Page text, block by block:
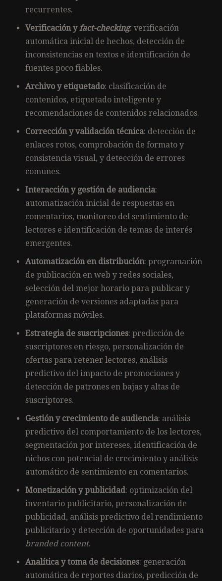
recurrentes.
Verificación yfact-checking: verificación
automática inicial de hechos, detección de
inconsistencias en textos e identificación de
fuentes poco fiables.
Archivo y etiquetado: clasificación de
contenidos, etiquetado inteligente y
recomendaciones de contenidos relacionados.
Corrección y validación técnica: detección de
enlaces rotos, comprobación de formato y
consistencia visual, y detección de errores
comunes.
Interacción y gestión de audiencia:
automatización inicial de respuestas en
comentarios, monitoreo del sentimiento de
lectores e identificación de temas de interés
emergentes.
Automatización en distribución: programación
de publicación en web y redes sociales,
selección del mejor horario para publicar y
generación de versiones adaptadas para
plataformas móviles.
Estrategia de suscripciones: predicción de
suscriptores en riesgo, personalización de
ofertas para retener lectores, análisis
predictivo del impacto de promociones y
detección de patrones en bajas y altas de
suscriptores.
Gestión y crecimiento de audiencia: análisis
predictivo del comportamiento de los lectores,
segmentación por intereses, identificación de
nichos con potencial de crecimiento y análisis
automático de sentimiento en comentarios.
Monetización y publicidad: optimización del
inventario publicitario, personalización de
publicidad, análisis predictivo del rendimiento
publicitario y detección de oportunidades para
branded content.
Analítica y toma de decisiones: generación
automática de reportes diarios, predicción de